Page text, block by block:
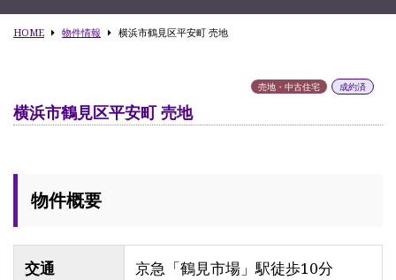
HOME 物件情報 横浜市鶴見区平安町 売地
売地・中古住宅 成約済
横浜市鶴見区平安町 売地
物件概要
交通 京急「鶴見市場」駅徒歩10分